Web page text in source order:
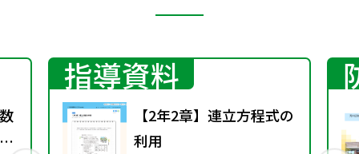
指導資料
【2年2章】連立方程式の
利用